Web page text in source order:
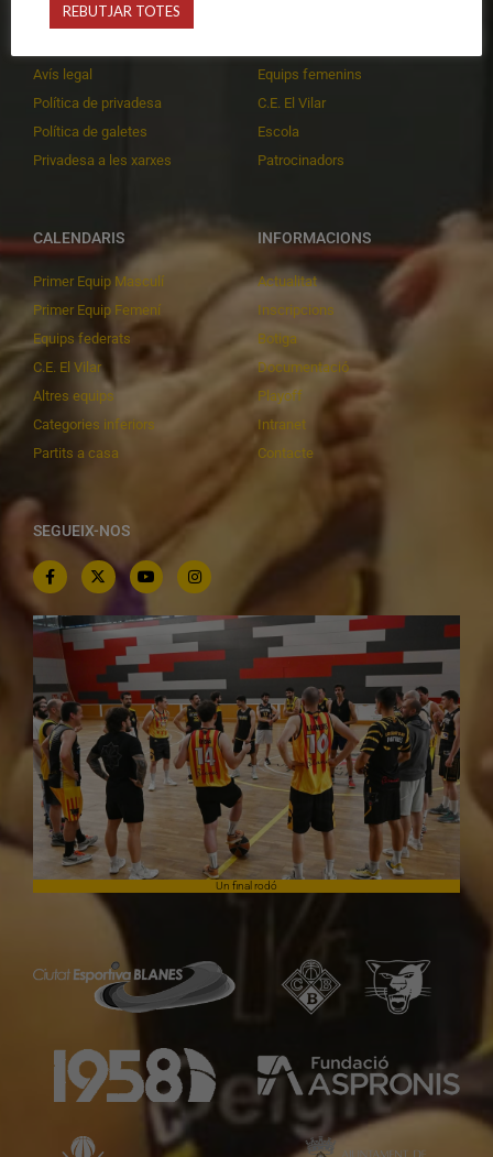
Organització
Avís legal
Política de privadesa
Política de galetes
Privadesa a les xarxes
Equips femenins
C.E. El Vilar
Escola
Patrocinadors
CALENDARIS
Primer Equip Masculí
Primer Equip Femení
Equips federats
C.E. El Vilar
Altres equips
Categories inferiors
Partits a casa
INFORMACIONS
Actualitat
Inscripcions
Botiga
Documentació
Playoff
Intranet
Contacte
SEGUEIX-NOS
Un final rodó
REBUTJAR TOTES